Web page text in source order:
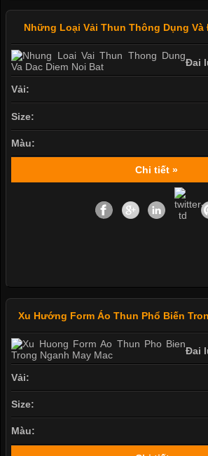
Những Loại Vải Thun Thông Dụng Và
Đai
Vải:
Size:
Màu:
Chi tiết »
Xu Hướng Form Áo Thun Phổ Biến
Đai
Vải:
Size:
Màu: